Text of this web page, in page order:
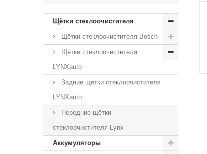
Щётки стеклоочистителя
Щётки стеклоочистителя Bosch
Щётки стеклоочистителя
LYNXauto
Задние щётки стеклоочистителя
LYNXauto
Передние щётки
стеклоочистителя Lynx
Аккумуляторы